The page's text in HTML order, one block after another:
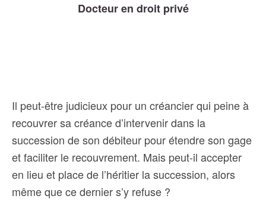
Docteur en droit privé
Il peut-être judicieux pour un créancier qui peine à
recouvrer sa créance d’intervenir dans la
succession de son débiteur pour étendre son gage
et faciliter le recouvrement. Mais peut-il accepter
en lieu et place de l’héritier la succession, alors
même que ce dernier s’y refuse ?